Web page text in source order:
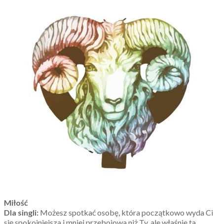
Miłość
Dla singli: Możesz spotkać osobę, która początkowo wyda Ci